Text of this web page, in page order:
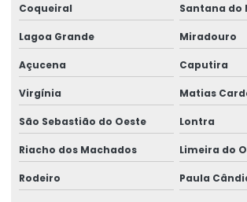
Coqueiral Santana do
Lagoa Grande Miradouro
Açucena Caputira
Virgínia Matias
São Sebastião do Oeste Lontra
Riacho dos Machados Limeira do
Rodeiro Paula